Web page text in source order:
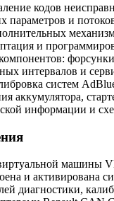
кодов
параметров и
и
интервалов и
систем
аккумулятора,
информации и
машины
и активирована
диагностики,